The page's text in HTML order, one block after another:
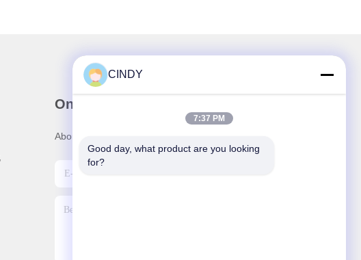
Onze Nieuwsbrief
Abonneer u op onze nieuwsbrief voor kortingen en meer.
CINDY
7:37 PM
Good day, what product are you looking
for?